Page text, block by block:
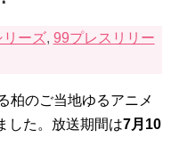
リーズ, 99プレスリリー
柏のご当地ゆるアニメ
した。放送期間は7月10